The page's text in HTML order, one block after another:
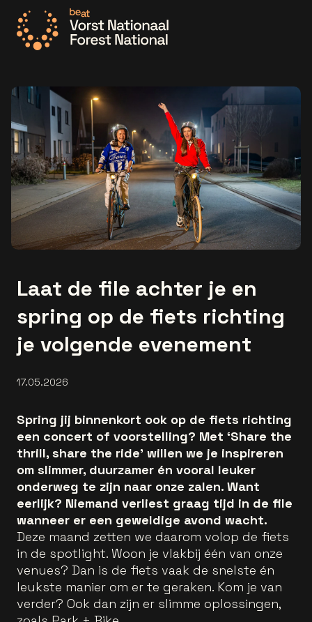
Laat de file achter je en
spring op de fiets richting
je volgende evenement
17.05.2026
Spring jij binnenkort ook op de fiets richting
een concert of voorstelling? Met ‘Share the
thrill, share the ride’ willen we je inspireren
om slimmer, duurzamer én vooral leuker
onderweg te zijn naar onze zalen. Want
eerlijk? Niemand verliest graag tijd in de file
wanneer er een geweldige avond wacht.
Deze maand zetten we daarom volop de fiets
in de spotlight. Woon je vlakbij één van onze
venues? Dan is de fiets vaak de snelste én
leukste manier om er te geraken. Kom je van
verder? Ook dan zijn er slimme oplossingen,